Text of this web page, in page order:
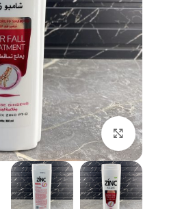
بزرگنمایی تصویر